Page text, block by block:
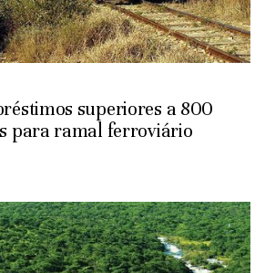
superiores a 800
para ramal ferroviário